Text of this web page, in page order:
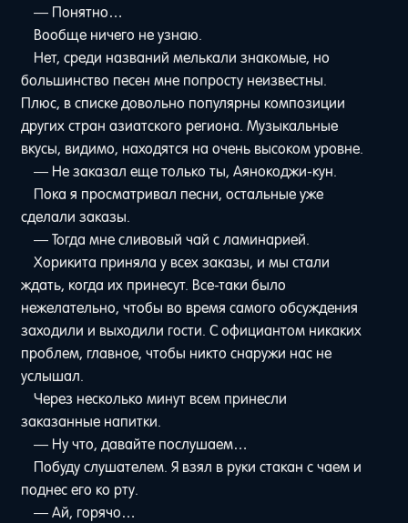
— Понятно…
Вообще ничего не узнаю.
Нет, среди названий мелькали знакомые, но
большинство песен мне попросту неизвестны.
Плюс, в списке довольно популярны композиции
других стран азиатского региона. Музыкальные
вкусы, видимо, находятся на очень высоком уровне.
— Не заказал еще только ты, Аянокоджи-кун.
Пока я просматривал песни, остальные уже
сделали заказы.
— Тогда мне сливовый чай с ламинарией.
Хорикита приняла у всех заказы, и мы стали
ждать, когда их принесут. Все-таки было
нежелательно, чтобы во время самого обсуждения
заходили и выходили гости. С официантом никаких
проблем, главное, чтобы никто снаружи нас не
услышал.
Через несколько минут всем принесли
заказанные напитки.
— Ну что, давайте послушаем…
Побуду слушателем. Я взял в руки стакан с чаем и
поднес его ко рту.
— Ай, горячо…